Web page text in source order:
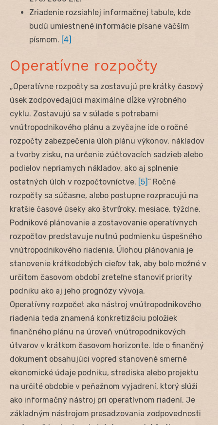
Zriadenie rozsiahlej informačnej tabule, kde
budú umiestnené informácie písane väčším
písmom. [4]
Operatívne rozpočty
„Operatívne rozpočty sa zostavujú pre krátky časový
úsek zodpovedajúci maximálne dĺžke výrobného
cyklu. Zostavujú sa v súlade s potrebami
vnútropodnikového plánu a zvyčajne ide o ročné
rozpočty zabezpečenia úloh plánu výkonov, nákladov
a tvorby zisku, na určenie zúčtovacích sadzieb alebo
podielov nepriamych nákladov, ako aj splnenie
ostatných úloh v rozpočtovníctve. [5] “ Ročné
rozpočty sa súčasne, alebo postupne rozpracujú na
kratšie časové úseky ako štvrťroky, mesiace, týždne.
Podnikové plánovanie a zostavovanie operatívnych
rozpočtov predstavuje nutnú podmienku úspešného
vnútropodnikového riadenia. Úlohou plánovania je
stanovenie krátkodobých cieľov tak, aby bolo možné v
určitom časovom období zreteľne stanoviť priority
podniku ako aj jeho prognózy vývoja.
Operatívny rozpočet ako nástroj vnútropodnikového
riadenia teda znamená konkretizáciu položiek
finančného plánu na úroveň vnútropodnikových
útvarov v krátkom časovom horizonte. Ide o finančný
dokument obsahujúci vopred stanovené smerné
ekonomické údaje podniku, strediska alebo projektu
na určité obdobie v peňažnom vyjadrení, ktorý slúži
ako informačný nástroj pri operatívnom riadení. Je
základným nástrojom presadzovania zodpovednosti